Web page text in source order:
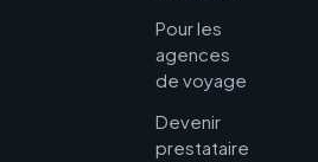
Pour les
agences
de voyage
Devenir
prestataire